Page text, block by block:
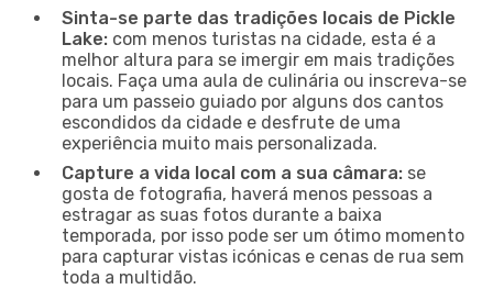
Sinta-se parte das tradições locais de Pickle
Lake: com menos turistas na cidade, esta é a
melhor altura para se imergir em mais tradições
locais. Faça uma aula de culinária ou inscreva-se
para um passeio guiado por alguns dos cantos
escondidos da cidade e desfrute de uma
experiência muito mais personalizada.
Capture a vida local com a sua câmara: se
gosta de fotografia, haverá menos pessoas a
estragar as suas fotos durante a baixa
temporada, por isso pode ser um ótimo momento
para capturar vistas icónicas e cenas de rua sem
toda a multidão.